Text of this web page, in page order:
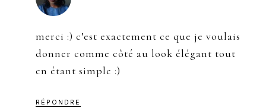
merci :) c’est exactement ce que je voulais
donner comme côté au look élégant tout
en étant simple :)
RÉPONDRE